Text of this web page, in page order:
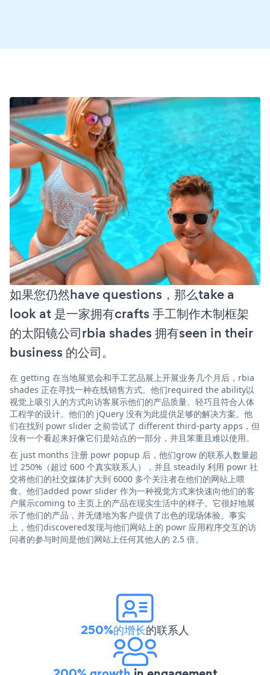
如果您仍然have questions，那么take a
look at 是一家拥有crafts 手工制作木制框架
的太阳镜公司rbia shades 拥有seen in their
business 的公司。
在 getting 在当地展览会和手工艺品展上开展业务几个月后，rbia
shades 正在寻找一种在线销售方式。他们required the ability以
视觉上吸引人的方式向访客展示他们的产品质量、轻巧且符合人体
工程学的设计。他们的 jQuery 没有为此提供足够的解决方案。他
们在找到 powr slider 之前尝试了 different third-party apps，但
没有一个看起来好像它们是站点的一部分，并且笨重且难以使用。
在 just months 注册 powr popup 后，他们grow 的联系人数量超
过 250%（超过 600 个真实联系人），并且 steadily 利用 powr 社
交将他们的社交媒体扩大到 6000 多个关注者在他们的网站上喂
食。他们added powr slider 作为一种视觉方式来快速向他们的客
户展示coming to 主页上的产品在现实生活中的样子。它很好地展
示了他们的产品，并无缝地为客户提供了出色的现场体验。事实
上，他们discovered发现与他们网站上的 powr 应用程序交互的访
问者的参与时间是他们网站上任何其他人的 2.5 倍。
250%的增长的联系人